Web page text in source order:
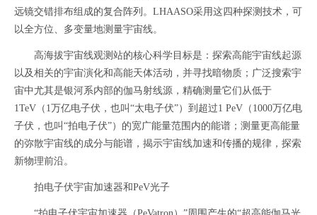
远镜交错排布组成的复合阵列。LHAASO采用这四种探测技术，可
以全方位、多变量地测量宇宙线。
高海拔宇宙线观测站的核心科学目标是：探索高能宇宙线起源
以及相关的宇宙演化和高能天体活动，并寻找暗物质；广泛搜索宇
宙中尤其是银河系内部的伽马射线源，精确测量它们从低于
1TeV（1万亿电子伏，也叫“太电子伏”）到超过1 PeV（1000万亿电
子伏，也叫“拍电子伏”）的宽广能量范围内的能谱；测量更高能量
的弥散宇宙线的成分与能谱，揭示宇宙线加速和传播的规律，探索
新物理前沿。
拍电子伏宇宙加速器和PeV光子